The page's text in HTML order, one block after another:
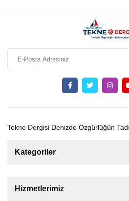
Tekne Dergisi Denizde Özgürlüğün
Kategoriler
Tekne
Hizmetlerimiz